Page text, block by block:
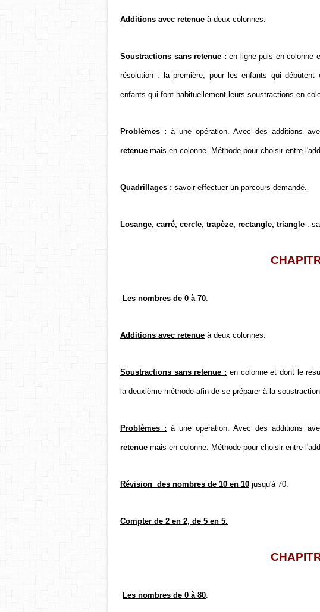
Additions avec retenue à deux colonnes.
Soustractions sans retenue : en ligne puis en colonne
résolution : la première, pour les enfants qui
enfants qui font habituellement leurs soustractions en
Problèmes : à une opération. Avec des additions
retenue mais en colonne. Méthode pour choisir entre
Quadrillages : savoir effectuer un parcours demandé.
Losange, carré, cercle, trapèze, rectangle, triangle :
Les nombres de 0 à 70.
Additions avec retenue à deux colonnes.
Soustractions sans retenue : en colonne et dont le
la deuxième méthode afin de se préparer à la
Problèmes : à une opération. Avec des additions
retenue mais en colonne. Méthode pour choisir entre
Révision des nombres de 10 en 10 jusqu'à 70.
Compter de 2 en 2, de 5 en 5.
Les nombres de 0 à 80.